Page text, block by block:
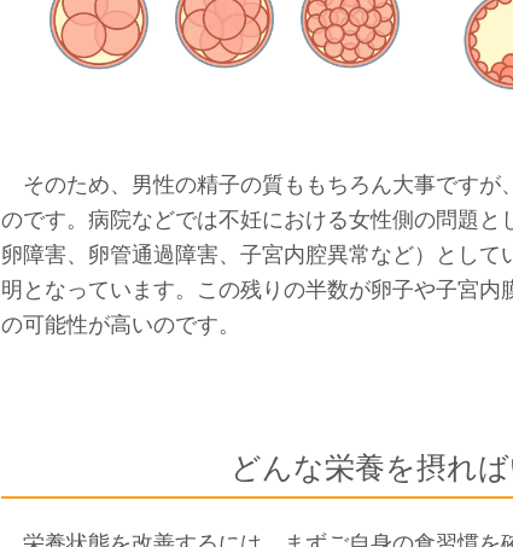
そのため、男性の精子の質ももちろん大事ですが
のです。病院などでは不妊における女性側の問題
卵障害、卵管通過障害、子宮内腔異常など）とし
明となっています。この残りの半数が卵子や子宮
の可能性が高いのです。
どんな栄養を摂れ